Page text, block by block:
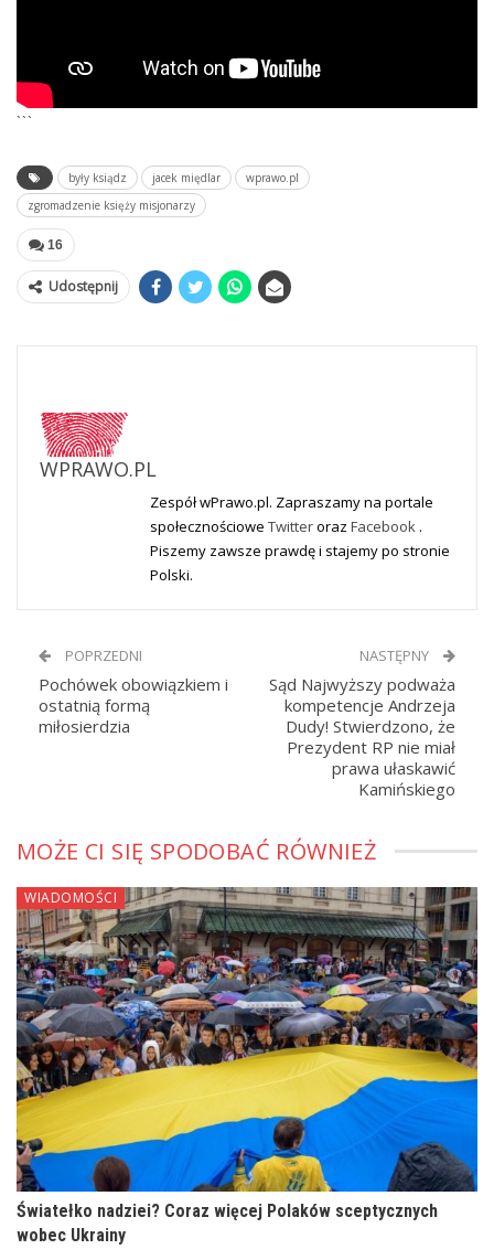
```
były ksiądz jacek międlar
wprawo.pl
zgromadzenie księży misjonarzy
16
Udostępnij
WPRAWO.PL
Zespół wPrawo.pl. Zapraszamy na portale
społecznościowe Twitteroraz Facebook .
Piszemy zawsze prawdę i stajemy po stronie
Polski.
POPRZEDNI
Pochówek obowiązkiem i
ostatnią formą
miłosierdzia
NASTĘPNY
Sąd Najwyższy podważa
kompetencje Andrzeja
Dudy! Stwierdzono, że
Prezydent RP nie miał
prawa ułaskawić
Kamińskiego
MOŻE CI SIĘ SPODOBAĆ RÓWNIEŻ
WIADOMOŚCI
Światełko nadziei? Coraz więcej Polaków sceptycznych
wobec Ukrainy